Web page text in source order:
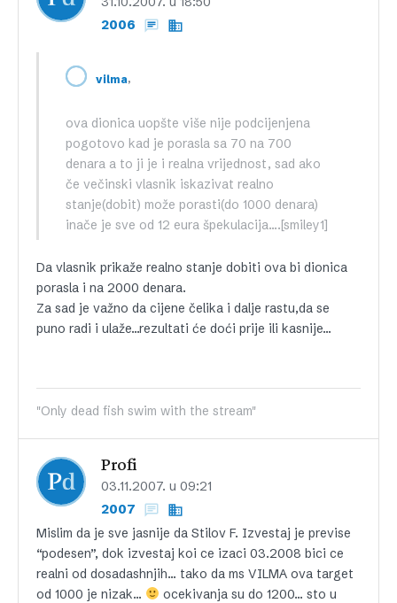
2006
vilma,
ova dionica uopšte više nije podcijenjena
pogotovo kad je porasla sa 70 na 700
denara a to ji je i realna vrijednost, sad ako
če večinski vlasnik iskazivat realno
stanje(dobit) može porasti(do 1000 denara)
inače je sve od 12 eura špekulacija….[smiley1]
Da vlasnik prikaže realno stanje dobiti ova bi dionica
porasla i na 2000 denara.
Za sad je važno da cijene čelika i dalje rastu,da se
puno radi i ulaže…rezultati će doći prije ili kasnije…
"Only dead fish swim with the stream"
Profi
03.11.2007. u 09:21
2007
Mislim da je sve jasnije da Stilov F. Izvestaj je previse
“podesen”, dok izvestaj koi ce izaci 03.2008 bici ce
realni od dosadashnjih… tako da ms VILMA ova target
od 1000 je nizak…
ocekivanja su do 1200… sto u